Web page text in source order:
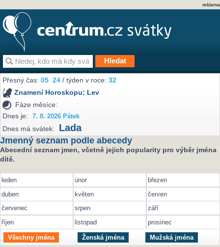
reklama
Přesný čas:05 24 / týden v roce:32
Znamení Horoskopu: Lev
Fáze měsíce:
Dnes je:
7. 8. 2026 Pátek
Dnes má svátek: Lada
Jmenný seznam podle abecedy
Abecední seznam jmen, včetně jejich popularity pro výběr jména
dítě.
leden únor
březen
duben
květen
červen
červenec
srpen
září
říjen
listopad prosinec
Všechny jména Ženská jména Mužská jména